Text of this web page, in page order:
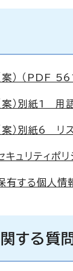
案） （PDF
案）別紙1
案）別紙6
キュリティポ
有する個人
する質